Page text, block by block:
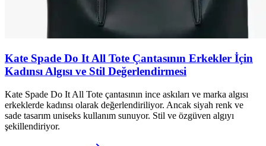
Kate Spade Do It All Tote Çantasının Erkekler İçin
Kadınsı Algısı ve Stil Değerlendirmesi
Kate Spade Do It All Tote çantasının ince askıları ve marka algısı
erkeklerde kadınsı olarak değerlendiriliyor. Ancak siyah renk ve
sade tasarım uniseks kullanım sunuyor. Stil ve özgüven algıyı
şekillendiriyor.